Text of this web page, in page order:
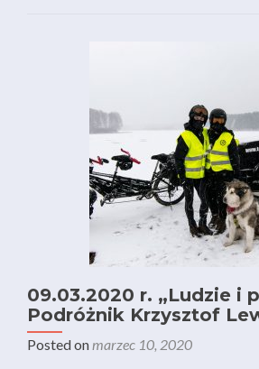
09.03.2020 r. „Ludzie i
Podróżnik Krzysztof
Posted onmarzec 10, 2020